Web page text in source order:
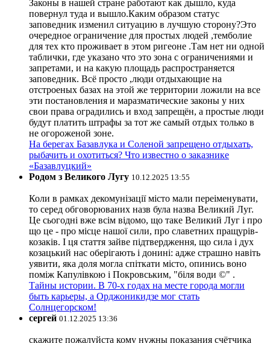
Законы в нашей стране работают как дышло, куда
повернул туда и вышло.Каким образом статус
заповедник изменил ситуацию в лучшую сторону?Это
очередное ограничение для простых людей ,темболие
для тех кто проживает в этом ригеоне .Там нет ни одной
таблички, где указано что это зона с ограничениями и
запретами, и на какую площадь распространяется
заповедник. Всё просто ,люди отдыхающие на
отстроеных базах на этой же территории ложили на все
эти постановления и маразматические законы у них
свои права оградились и вход запрещён, а простые люди
будут платить штрафы за тот же самый отдых только в
не огороженой зоне.
На берегах Базавлука и Соленой запрещено отдыхать,
рыбачить и охотиться? Что известно о заказнике
«Базавлуцкий»
Родом з Великого Лугу 10.12.2025 13:55
Коли в рамках декомунізації місто мали переіменувати,
то серед обговорюваних назв була назва Великий Луг.
Це сьогодні вже всім відомо, що таке Великий Луг і про
що це - про місце нашої сили, про славетних пращурів-
козаків. І ця стаття зайве підтвердження, що сила і дух
козацький нас оберігають і донині: адже страшно навіть
уявити, яка доля могла спіткати місто, опинись воно
поміж Капулівкою і Покровським, "біля води ©" .
Тайны истории. В 70-х годах на месте города могли
быть карьеры, а Орджоникидзе мог стать
Солнцегорском!
сергей 01.12.2025 13:36
скажите пожалуйста кому нужны показания счётчика